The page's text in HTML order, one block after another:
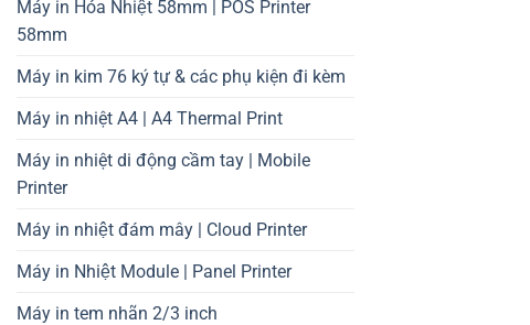
Máy in Hóa Nhiệt 58mm | POS Printer
58mm
Máy in kim 76 ký tự & các phụ kiện đi kèm
Máy in nhiệt A4 | A4 Thermal Print
Máy in nhiệt di động cầm tay | Mobile
Printer
Máy in nhiệt đám mây | Cloud Printer
Máy in Nhiệt Module | Panel Printer
Máy in tem nhãn 2/3 inch